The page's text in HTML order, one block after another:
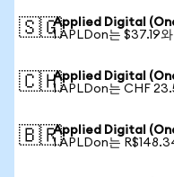
🇸🇬Applied Digital
1 APLDon는 $37.19
🇨🇭Applied Digital
1 APLDon는 CHF
🇧🇷Applied Digital
1 APLDon는